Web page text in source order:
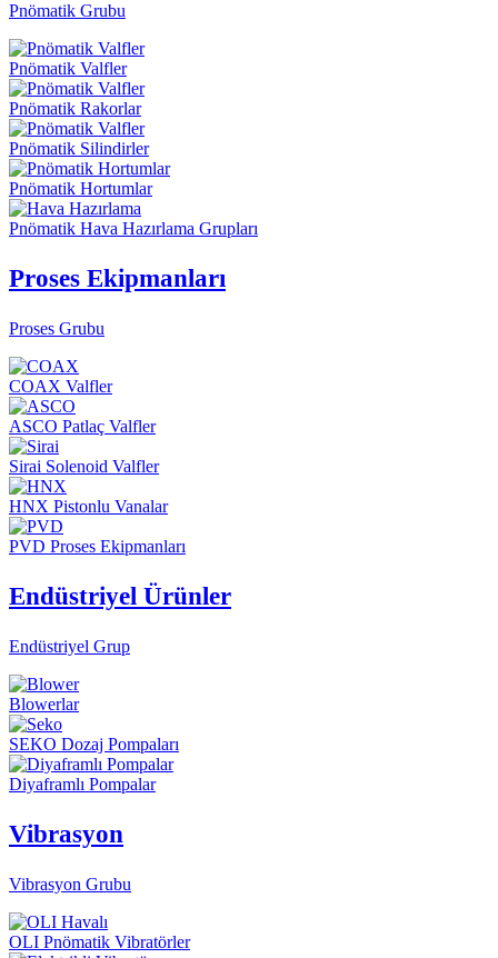
Pnömatik Grubu
Pnömatik Valfler
Pnömatik Rakorlar
Pnömatik Silindirler
Pnömatik Hortumlar
Pnömatik Hava Hazırlama Grupları
Proses Ekipmanları
Proses Grubu
COAX Valfler
ASCO Patlaç Valfler
Sirai Solenoid Valfler
HNX Pistonlu Vanalar
PVD Proses Ekipmanları
Endüstriyel Ürünler
Endüstriyel Grup
Blowerlar
SEKO Dozaj Pompaları
Diyaframlı Pompalar
Vibrasyon
Vibrasyon Grubu
OLI Pnömatik Vibratörler